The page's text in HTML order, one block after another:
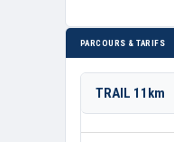
PARCOURS & TARIFS
TRAIL 11km